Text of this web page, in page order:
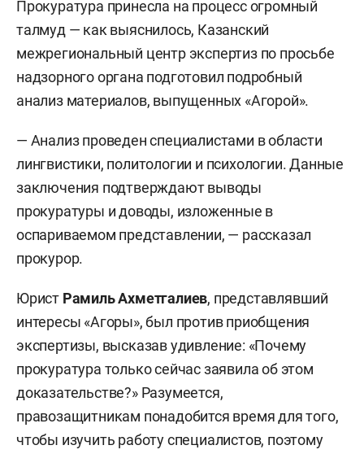
Прокуратура принесла на процесс огромный
талмуд — как выяснилось, Казанский
межрегиональный центр экспертиз по просьбе
надзорного органа подготовил подробный
анализ материалов, выпущенных «Агорой».
— Анализ проведен специалистами в области
лингвистики, политологии и психологии. Данные
заключения подтверждают выводы
прокуратуры и доводы, изложенные в
оспариваемом представлении, — рассказал
прокурор.
Юрист Рамиль Ахметгалиев, представлявший
интересы «Агоры», был против приобщения
экспертизы, высказав удивление: «Почему
прокуратура только сейчас заявила об этом
доказательстве?» Разумеется,
правозащитникам понадобится время для того,
чтобы изучить работу специалистов, поэтому